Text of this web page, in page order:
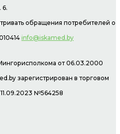
6.
обращения потребителей о
info@iskamed.by
от 06.03.2000
зарегистрирован в торговом
№564258